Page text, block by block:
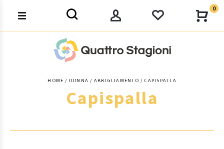
0
HOME DONNA ABBIGLIAMENTO CAPISPALLA
Capispalla